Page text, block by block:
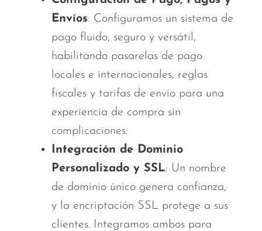
Envíos: Configuramos un sistema de
pago fluido, seguro y versátil,
habilitando pasarelas de pago
locales e internacionales, reglas
fiscales y tarifas de envío para una
experiencia de compra sin
complicaciones.
Integración de Dominio
Personalizado y SSL: Un nombre
de dominio único genera confianza,
y la encriptación SSL protege a sus
clientes. Integramos ambos para